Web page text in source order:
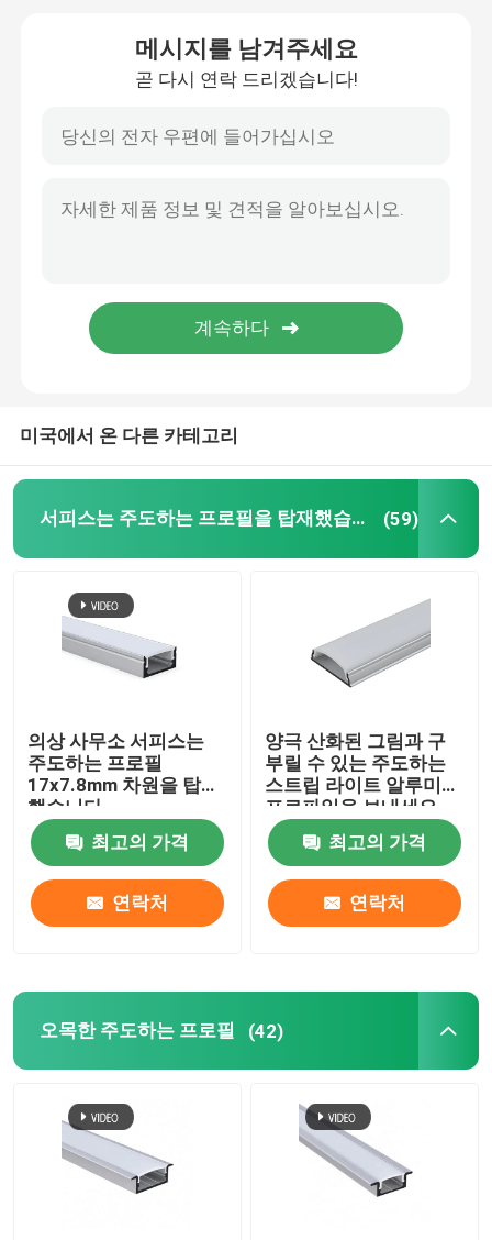
현명한 주도하는 스트립 라이트
코너는 프로필을 이끌었습니다
순환 주도하는 프로필
주도하는 선형 광
SMD는 스트립을 이끌었습니다
LED 실리콘 튜브
메시지를 남겨주세요
곧 다시 연락 드리겠습니다!
미국에서 온 다른 카테고리
서피스는 주도하는 프로필을 탑재했습니다 (59)
의상 사무소 서피스는
주도하는 프로필
17x7.8mm 차원을 탑재
했습니다
최고의 가격
연락처
양극 산화된 그림과 구
부릴 수 있는 주도하는
스트립 라이트 알루미늄
프로파일을 보내세요
최고의 가격
연락처
오목한 주도하는 프로필 (42)